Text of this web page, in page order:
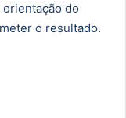
do
o resultado.